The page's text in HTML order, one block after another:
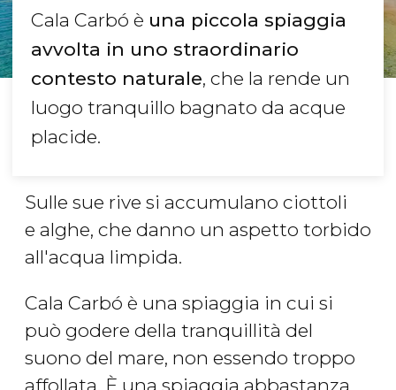
Cala Carbó è una piccola spiaggia
avvolta in uno straordinario
contesto naturale, che la rende un
luogo tranquillo bagnato da acque
placide.
Sulle sue rive si accumulano ciottoli
e alghe, che danno un aspetto torbido
all'acqua limpida.
Cala Carbó è una spiaggia in cui si
può godere della tranquillità del
suono del mare, non essendo troppo
affollata. È una spiaggia abbastanza